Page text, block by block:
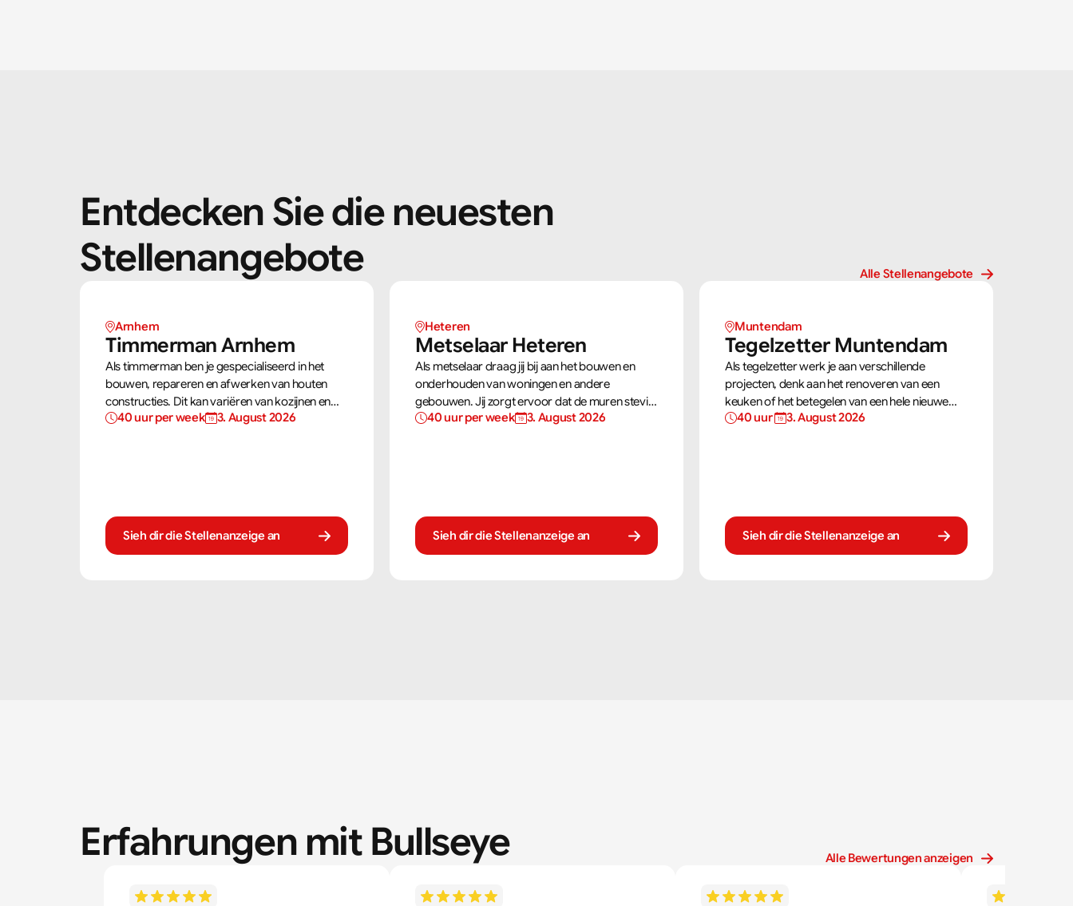
Entdecken Sie die neuesten
Stellenangebote
Alle Stellenangebote
Arnhem
Timmerman Arnhem
Als timmerman ben je gespecialiseerd in het
bouwen, repareren en afwerken van houten
constructies. Dit kan variëren van kozijnen en
trappen tot complete dakconstructies en
40 uur per week 3. August 2026
Sieh dir die Stellenanzeige an
Heteren
Metselaar Heteren
Als metselaar draag jij bij aan het bouwen en
onderhouden van woningen en andere
gebouwen. Jij zorgt ervoor dat de muren stevig,
recht en netjes opgebouwd worden. Aan de
40 uur per week 3. August 2026
Sieh dir die Stellenanzeige an
Muntendam
Tegelzetter Muntendam
Als tegelzetter werk je aan verschillende
projecten, denk aan het renoveren van een
keuken of het betegelen van een hele nieuwe
badkamer. Je gebruikt jouw vaardigheden om
40 uur 3. August 2026
Sieh dir die Stellenanzeige an
Erfahrungen mit Bullseye Alle Bewertungen anzeigen